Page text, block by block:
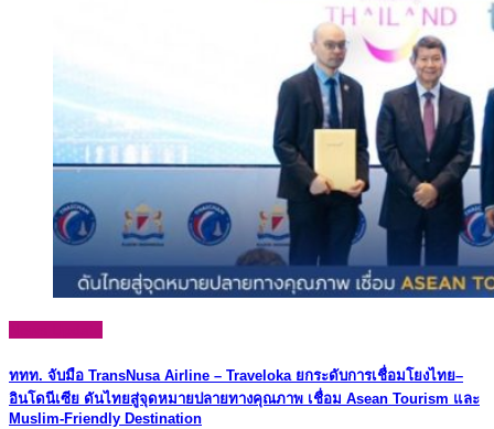
ททท. จับมือ TransNusa Airline – Traveloka ยกระดับการเชื่อมโยงไทย–
อินโดนีเซีย ดันไทยสู่จุดหมายปลายทางคุณภาพ เชื่อม Asean Tourism และ
Muslim-Friendly Destination